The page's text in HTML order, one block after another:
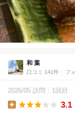
和 葉
口コミ 141件 フ
2026/05 訪問 1回目
3.1